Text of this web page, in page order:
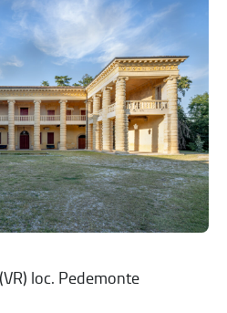
loc. Pedemonte